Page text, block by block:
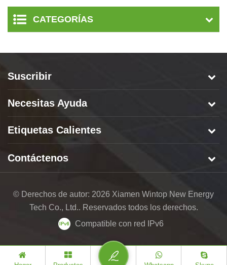
aluminio
CATEGORÍAS
Suscribir
Necesitas Ayuda
Etiquetas Calientes
Contáctenos
© Derechos de autor: 2026 Xiamen Wintop New Energy
Tech Co., Ltd.. Reservados todos los derechos.
Compatible con red IPv6